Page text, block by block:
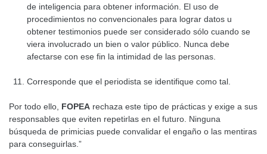
de inteligencia para obtener información. El uso de
procedimientos no convencionales para lograr datos u
obtener testimonios puede ser considerado sólo cuando se
viera involucrado un bien o valor público. Nunca debe
afectarse con ese fin la intimidad de las personas.
Corresponde que el periodista se identifique como tal.
Por todo ello, FOPEA rechaza este tipo de prácticas y exige a sus
responsables que eviten repetirlas en el futuro. Ninguna
búsqueda de primicias puede convalidar el engaño o las mentiras
para conseguirlas.”